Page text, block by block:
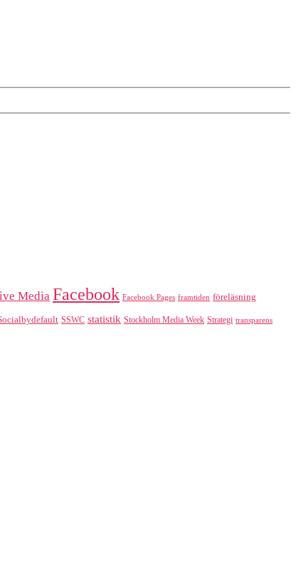
Media Facebook Facebook Pages framtiden föreläsning
SSWC statistik Stockholm Media Week Strategi transparens